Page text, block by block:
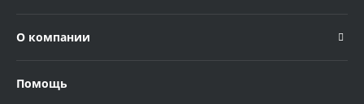
О компании
Помощь